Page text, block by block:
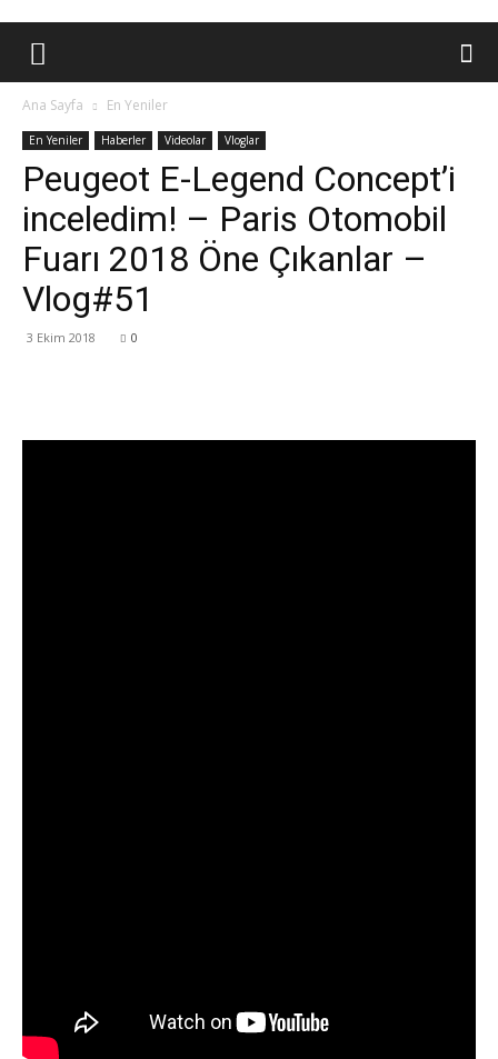
Ana Sayfa En Yeniler
En Yeniler Haberler Videolar Vloglar
Peugeot E-Legend Concept’i
inceledim! – Paris Otomobil
Fuarı 2018 Öne Çıkanlar –
Vlog#51
3 Ekim 2018 0